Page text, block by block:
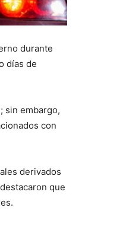
durante
días de
sin embargo,
con
derivados
que